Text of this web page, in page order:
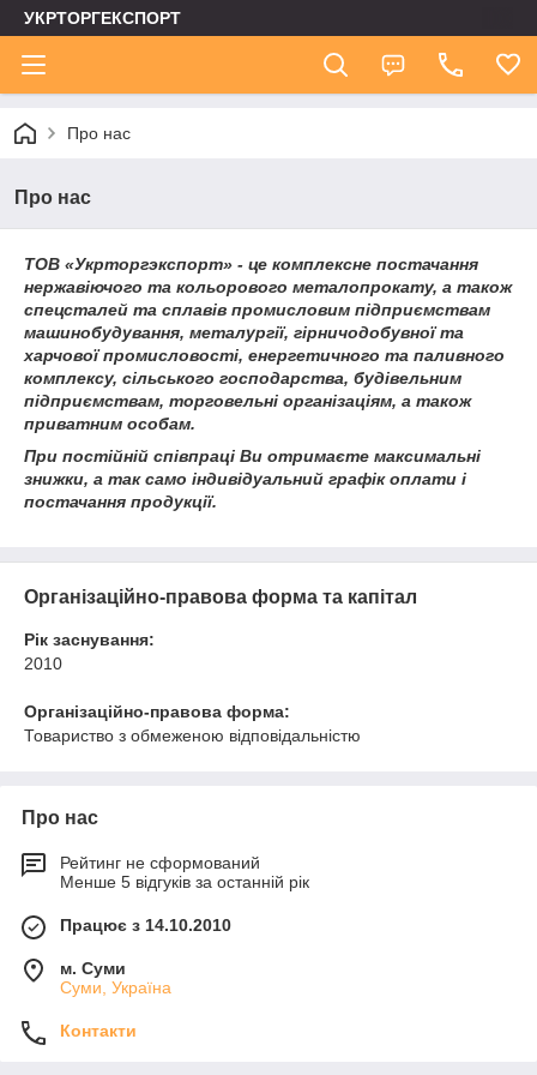
УКРТОРГЕКСПОРТ
Про нас
Про нас
ТОВ «Укрторгэкспорт» - це комплексне постачання
нержавіючого та кольорового металопрокату, а також
спецсталей та сплавів промисловим підприємствам
машинобудування, металургії, гірничодобувної та
харчової промисловості, енергетичного та паливного
комплексу, сільського господарства, будівельним
підприємствам, торговельні організаціям, а також
приватним особам.
При постійній співпраці Ви отримаєте максимальні
знижки, а так само індивідуальний графік оплати і
постачання продукції.
Організаційно-правова форма та капітал
Рік заснування:
2010
Організаційно-правова форма:
Товариство з обмеженою відповідальністю
Про нас
Рейтинг не сформований
Менше 5 відгуків за останній рік
Працює з 14.10.2010
м. Суми
Суми, Україна
Контакти